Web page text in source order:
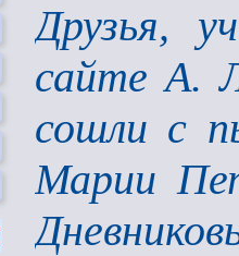
Друзья,
сайте А.
сошли с
Марии